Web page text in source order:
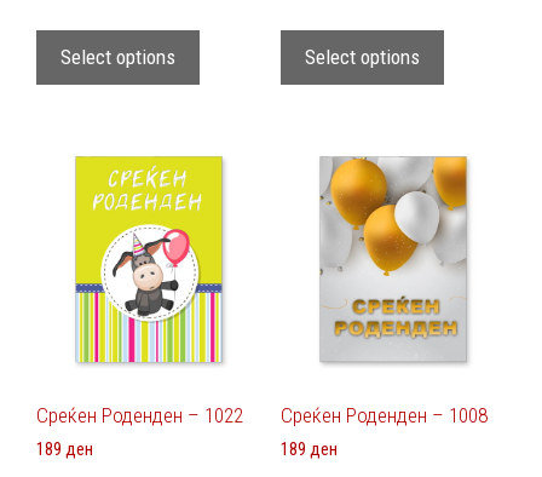
Select options Select options
Среќен Роденден – 1022
189 ден
Среќен Роденден – 1008
189 ден